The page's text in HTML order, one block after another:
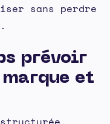
sans perdre
prévoir
et